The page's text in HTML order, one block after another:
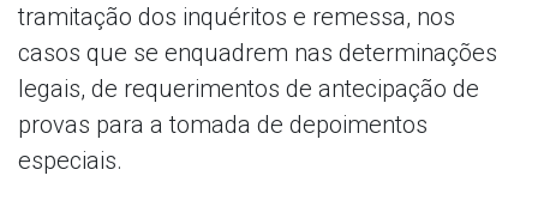
tramitação dos inquéritos e remessa, nos
casos que se enquadrem nas determinações
legais, de requerimentos de antecipação de
provas para a tomada de depoimentos
especiais.